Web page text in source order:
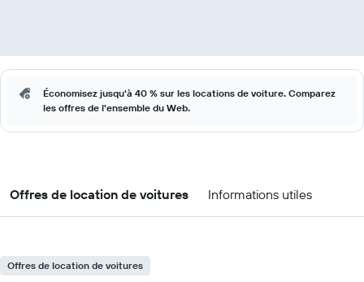
Économisez jusqu'à 40 % sur les locations de voiture. Comparez
les offres de l'ensemble du Web.
Offres de location de voitures Informations utiles
Offres de location de voitures